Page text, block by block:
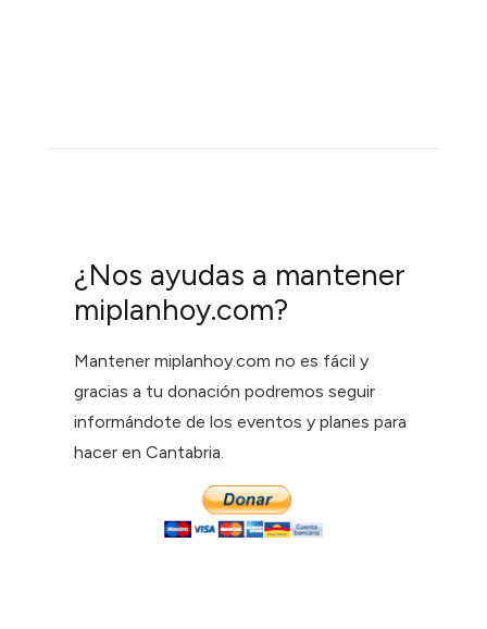
¿Nos ayudas a mantener
miplanhoy.com?
Mantener miplanhoy.com no es fácil y
gracias a tu donación podremos seguir
informándote de los eventos y planes para
hacer en Cantabria.